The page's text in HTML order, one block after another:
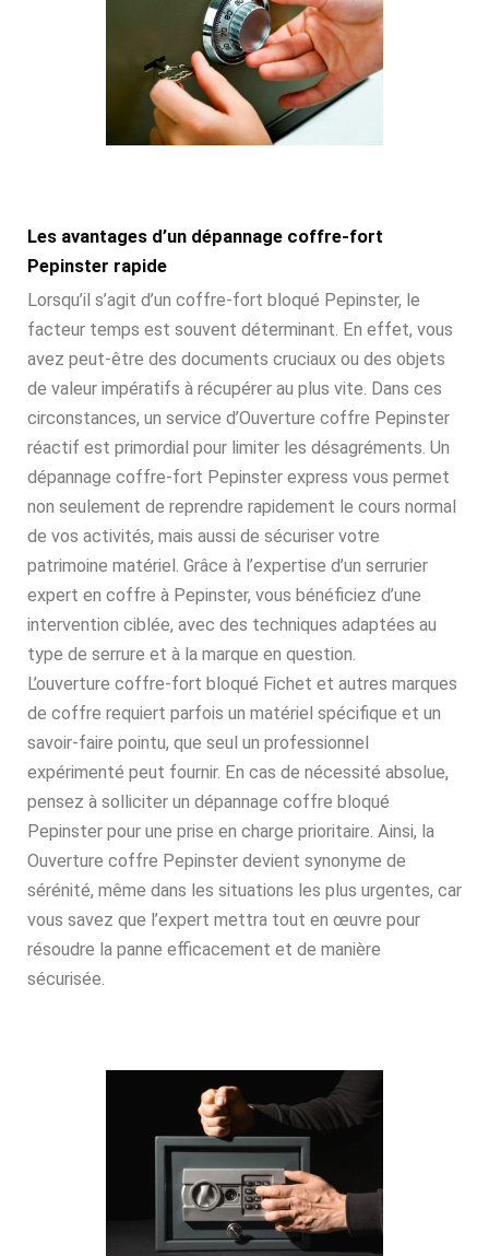
Les avantages d’un dépannage coffre-fort
Pepinster rapide
Lorsqu’il s’agit d’un coffre-fort bloqué Pepinster, le
facteur temps est souvent déterminant. En effet, vous
avez peut-être des documents cruciaux ou des objets
de valeur impératifs à récupérer au plus vite. Dans ces
circonstances, un service d’Ouverture coffre Pepinster
réactif est primordial pour limiter les désagréments. Un
dépannage coffre-fort Pepinster express vous permet
non seulement de reprendre rapidement le cours normal
de vos activités, mais aussi de sécuriser votre
patrimoine matériel. Grâce à l’expertise d’un serrurier
expert en coffre à Pepinster, vous bénéficiez d’une
intervention ciblée, avec des techniques adaptées au
type de serrure et à la marque en question.
L’ouverture coffre-fort bloqué Fichet et autres marques
de coffre requiert parfois un matériel spécifique et un
savoir-faire pointu, que seul un professionnel
expérimenté peut fournir. En cas de nécessité absolue,
pensez à solliciter un dépannage coffre bloqué
Pepinster pour une prise en charge prioritaire. Ainsi, la
Ouverture coffre Pepinster devient synonyme de
sérénité, même dans les situations les plus urgentes, car
vous savez que l’expert mettra tout en œuvre pour
résoudre la panne efficacement et de manière
sécurisée.